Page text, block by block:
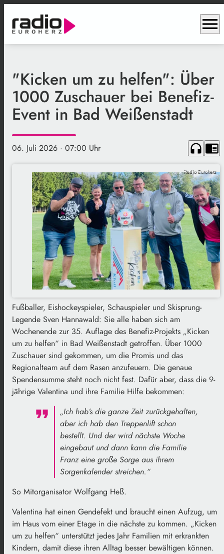
menu
"Kicken um zu helfen": Über
1000 Zuschauer bei Benefiz-
Event in Bad Weißenstadt
06. Juli 2026 · 07:00 Uhr headphones chrome_reader_mode
Radio Euroherz
Fußballer, Eishockeyspieler, Schauspieler und Skisprung-
Legende Sven Hannawald: Sie alle haben sich am
Wochenende zur 35. Auflage des Benefiz-Projekts „Kicken
um zu helfen“ in Bad Weißenstadt getroffen. Über 1000
Zuschauer sind gekommen, um die Promis und das
Regionalteam auf dem Rasen anzufeuern. Die genaue
Spendensumme steht noch nicht fest. Dafür aber, dass die 9-
jährige Valentina und ihre Familie Hilfe bekommen:
„Ich hab’s die ganze Zeit zurückgehalten,
aber ich hab den Treppenlift schon
bestellt. Und der wird nächste Woche
eingebaut und dann kann die Familie
Franz eine große Sorge aus ihrem
Sorgenkalender streichen.“
So Mitorganisator Wolfgang Heß.
Valentina hat einen Gendefekt und braucht einen Aufzug, um
im Haus vom einer Etage in die nächste zu kommen. „Kicken
um zu helfen“ unterstützt jedes Jahr Familien mit erkrankten
Kindern, damit diese ihren Alltag besser bewältigen können.